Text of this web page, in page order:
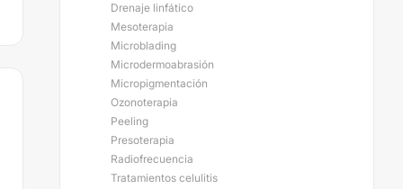
Drenaje linfático
Mesoterapia
Microblading
Microdermoabrasión
Micropigmentación
Ozonoterapia
Peeling
Presoterapia
Radiofrecuencia
Tratamientos celulitis